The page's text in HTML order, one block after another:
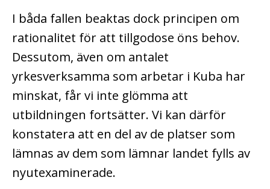
I båda fallen beaktas dock principen om
rationalitet för att tillgodose öns behov.
Dessutom, även om antalet
yrkesverksamma som arbetar i Kuba har
minskat, får vi inte glömma att
utbildningen fortsätter. Vi kan därför
konstatera att en del av de platser som
lämnas av dem som lämnar landet fylls av
nyutexaminerade.